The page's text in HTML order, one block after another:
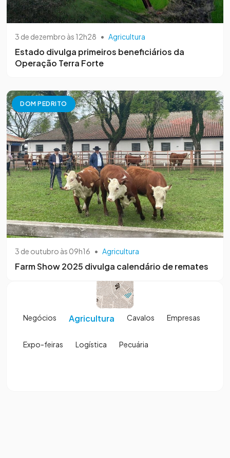
3 de dezembro às 12h28 • Agricultura
Estado divulga primeiros beneficiários da
Operação Terra Forte
DOM PEDRITO
3 de outubro às 09h16 • Agricultura
Farm Show 2025 divulga calendário de remates
Negócios Agricultura Cavalos Empresas
Expo-feiras Logística Pecuária